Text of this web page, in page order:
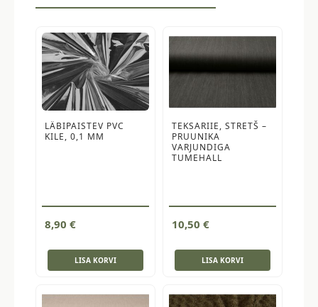
LÄBIPAISTEV PVC
KILE, 0,1 MM
8,90 €
LISA KORVI
TEKSARIIE, STRETŠ –
PRUUNIKA
VARJUNDIGA
TUMEHALL
10,50 €
LISA KORVI